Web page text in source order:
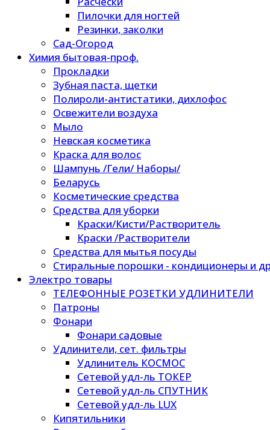
Пилочки для ногтей
Резинки, заколки
Сад-Огород
Химия бытовая-проф.
Прокладки
Зубная паста, щетки
Полироли-антистатики, дихлофос
Освежители воздуха
Мыло
Невская косметика
Краска для волос
Шампунь /Гели/ Наборы/
Беларусь
Косметические средства
Средства для уборки
Краски/Кисти/Растворитель
Краски /Растворители
Средства для мытья посуды
Стиральные порошки - кондиционеры и
Электро товары
ТЕЛЕФОННЫЕ РОЗЕТКИ УДЛИНИТЕЛИ
Патроны
Фонари
Фонари садовые
Удлинители, сет. фильтры
Удлинитель КОСМОС
Сетевой удл-ль ТОКЕР
Сетевой удл-ль СПУТНИК
Сетевой удл-ль LUX
Кипятильники